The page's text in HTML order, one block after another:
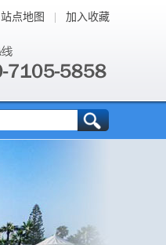
站点地图 加入收藏